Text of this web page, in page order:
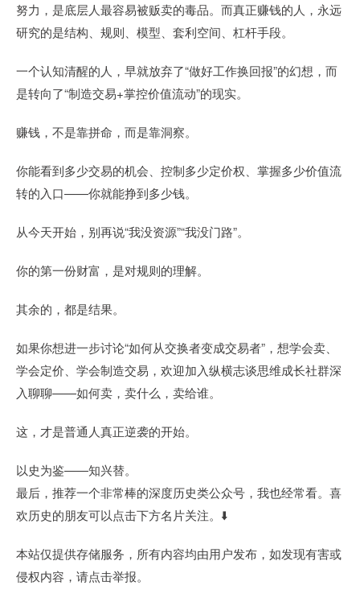
努力，是底层人最容易被贩卖的毒品。而真正赚钱的人，永远
研究的是结构、规则、模型、套利空间、杠杆手段。
一个认知清醒的人，早就放弃了“做好工作换回报”的幻想，而
是转向了“制造交易+掌控价值流动”的现实。
赚钱，不是靠拼命，而是靠洞察。
你能看到多少交易的机会、控制多少定价权、掌握多少价值流
转的入口——你就能挣到多少钱。
从今天开始，别再说“我没资源”“我没门路”。
你的第一份财富，是对规则的理解。
其余的，都是结果。
如果你想进一步讨论“如何从交换者变成交易者”，想学会卖、
学会定价、学会制造交易，欢迎加入纵横志谈思维成长社群深
入聊聊——如何卖，卖什么，卖给谁。
这，才是普通人真正逆袭的开始。
以史为鉴——知兴替。
最后，推荐一个非常棒的深度历史类公众号，我也经常看。喜
欢历史的朋友可以点击下方名片关注。⬇️
本站仅提供存储服务，所有内容均由用户发布，如发现有害或
侵权内容，请点击举报。